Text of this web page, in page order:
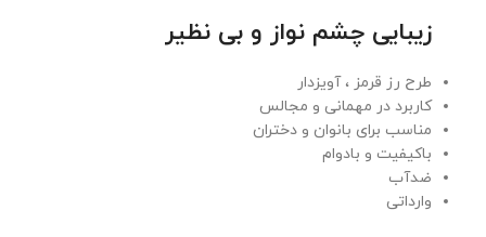
زیبایی چشم نواز و بی نظیر
طرح رز قرمز ، آویزدار
کاربرد در مهمانی و مجالس
مناسب برای بانوان و دختران
باکیفیت و بادوام
ضدآب
وارداتی